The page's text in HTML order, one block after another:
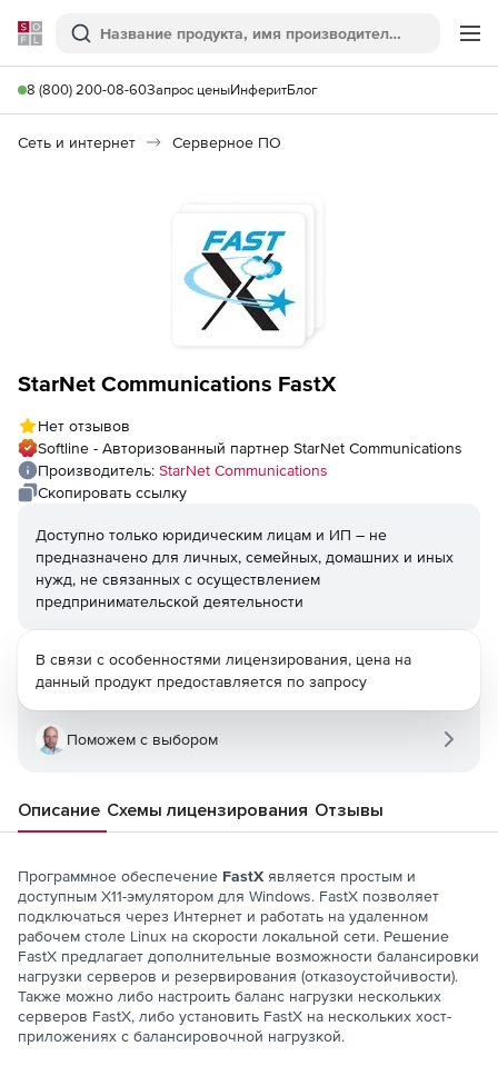
Softline
Поиск
8 (800) 200-08-60Запрос ценыИнферитБлог
Сеть и интернет Серверное ПО
StarNet Communications FastX
Нет отзывов
Softline - Авторизованный партнер StarNet Communications
Производитель: StarNet Communications
Скопировать ссылку
Доступно только юридическим лицам и ИП – не
предназначено для личных, семейных, домашних и иных
нужд, не связанных с осуществлением
предпринимательской деятельности
В связи с особенностями лицензирования, цена на
данный продукт предоставляется по запросу
Поможем с выбором
Описание Схемы лицензирования Отзывы
Программное обеспечение FastX является простым и
доступным X11-эмулятором для Windows. FastX позволяет
подключаться через Интернет и работать на удаленном
рабочем столе Linux на скорости локальной сети. Решение
FastX предлагает дополнительные возможности балансировки
нагрузки серверов и резервирования (отказоустойчивости).
Также можно либо настроить баланс нагрузки нескольких
серверов FastX, либо установить FastX на нескольких хост-
приложениях с балансировочной нагрузкой.